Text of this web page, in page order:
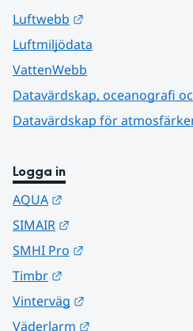
Luftwebb
Luftmiljödata
VattenWebb
Datavärdskap, oceanografi
Datavärdskap för
Logga in
AQUA
SIMAIR
SMHI Pro
Timbr
Vinterväg
Väderlarm